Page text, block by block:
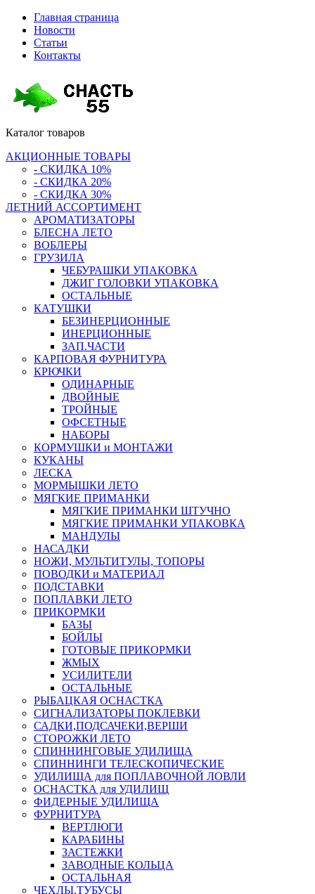
Главная страница
Новости
Статьи
Контакты
Каталог товаров
АКЦИОННЫЕ ТОВАРЫ
- СКИДКА 10%
- СКИДКА 20%
- СКИДКА 30%
ЛЕТНИЙ АССОРТИМЕНТ
АРОМАТИЗАТОРЫ
БЛЕСНА ЛЕТО
ВОБЛЕРЫ
ГРУЗИЛА
ЧЕБУРАШКИ УПАКОВКА
ДЖИГ ГОЛОВКИ УПАКОВКА
ОСТАЛЬНЫЕ
КАТУШКИ
БЕЗИНЕРЦИОННЫЕ
ИНЕРЦИОННЫЕ
ЗАП.ЧАСТИ
КАРПОВАЯ ФУРНИТУРА
КРЮЧКИ
ОДИНАРНЫЕ
ДВОЙНЫЕ
ТРОЙНЫЕ
ОФСЕТНЫЕ
НАБОРЫ
КОРМУШКИ и МОНТАЖИ
КУКАНЫ
ЛЕСКА
МОРМЫШКИ ЛЕТО
МЯГКИЕ ПРИМАНКИ
МЯГКИЕ ПРИМАНКИ ШТУЧНО
МЯГКИЕ ПРИМАНКИ УПАКОВКА
МАНДУЛЫ
НАСАДКИ
НОЖИ, МУЛЬТИТУЛЫ, ТОПОРЫ
ПОВОДКИ и МАТЕРИАЛ
ПОДСТАВКИ
ПОПЛАВКИ ЛЕТО
ПРИКОРМКИ
БАЗЫ
БОЙЛЫ
ГОТОВЫЕ ПРИКОРМКИ
ЖМЫХ
УСИЛИТЕЛИ
ОСТАЛЬНЫЕ
РЫБАЦКАЯ ОСНАСТКА
СИГНАЛИЗАТОРЫ ПОКЛЕВКИ
САДКИ,ПОДСАЧЕКИ,ВЕРШИ
СТОРОЖКИ ЛЕТО
СПИННИНГОВЫЕ УДИЛИЩА
СПИННИНГИ ТЕЛЕСКОПИЧЕСКИЕ
УДИЛИЩА для ПОПЛАВОЧНОЙ ЛОВЛИ
ОСНАСТКА для УДИЛИЩ
ФИДЕРНЫЕ УДИЛИЩА
ФУРНИТУРА
ВЕРТЛЮГИ
КАРАБИНЫ
ЗАСТЕЖКИ
ЗАВОДНЫЕ КОЛЬЦА
ОСТАЛЬНАЯ
ЧЕХЛЫ,ТУБУСЫ